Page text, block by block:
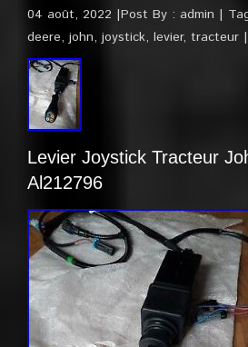
04 août, 2022 Post By : admin
deere, john, joystick, levier, tracteur
Levier Joystick Tracteur
Al212796